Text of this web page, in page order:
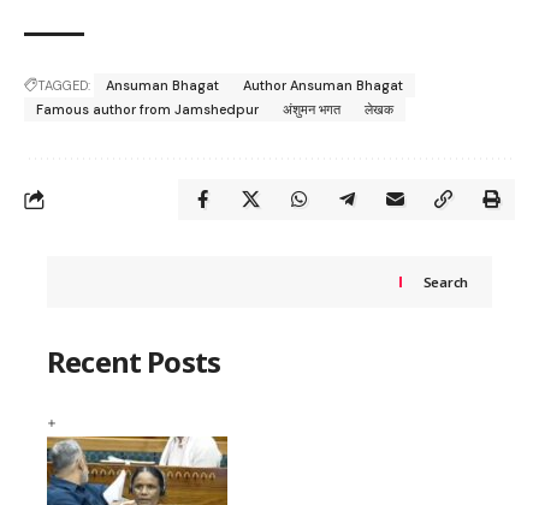
TAGGED: Ansuman Bhagat
Author Ansuman Bhagat
Famous author from Jamshedpur
अंशुमन भगत लेखक
Search
Recent Posts